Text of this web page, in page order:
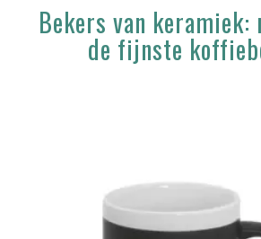
Bekers van keramiek:
de fijnste